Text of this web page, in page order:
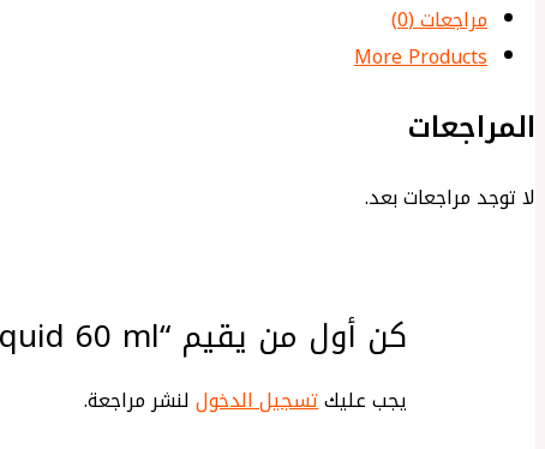
مراجعات (0)
More Products
المراجعات
لا توجد مراجعات بعد.
كن أول من يقيم “Life In Collagen Liquid 60 ml”
يجب عليكتسجيل الدخوللنشر مراجعة.